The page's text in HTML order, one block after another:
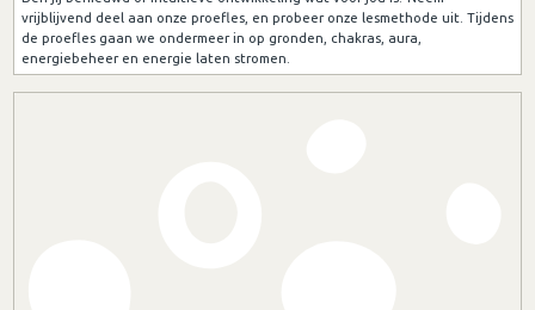
vrijblijvend deel aan onze proefles, en probeer onze lesmethode uit. Tijdens
de proefles gaan we ondermeer in op gronden, chakras, aura,
energiebeheer en energie laten stromen.